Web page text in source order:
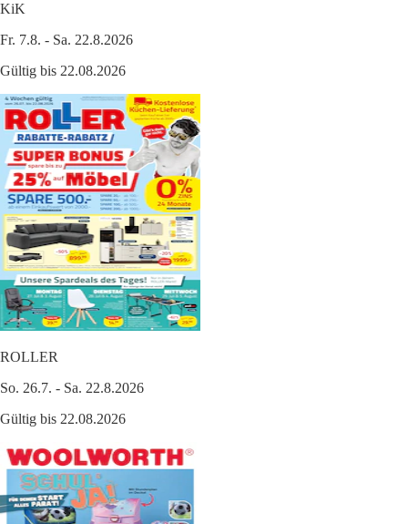
KiK
Fr. 7.8. - Sa. 22.8.2026
Gültig bis 22.08.2026
ROLLER
So. 26.7. - Sa. 22.8.2026
Gültig bis 22.08.2026